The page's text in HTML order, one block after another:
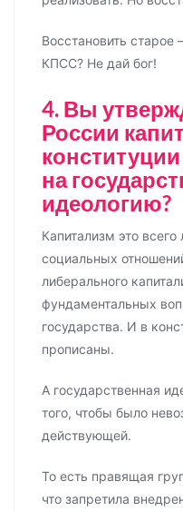
Восстановить старое
КПСС? Не дай бог!
4. Вы
России
на
идеологию?
Капитализм это
социальных
либерального
фундаментальных
государства. И в
прописаны.
А государственная
того, чтобы было
действующей.
То есть правящая
что запретила